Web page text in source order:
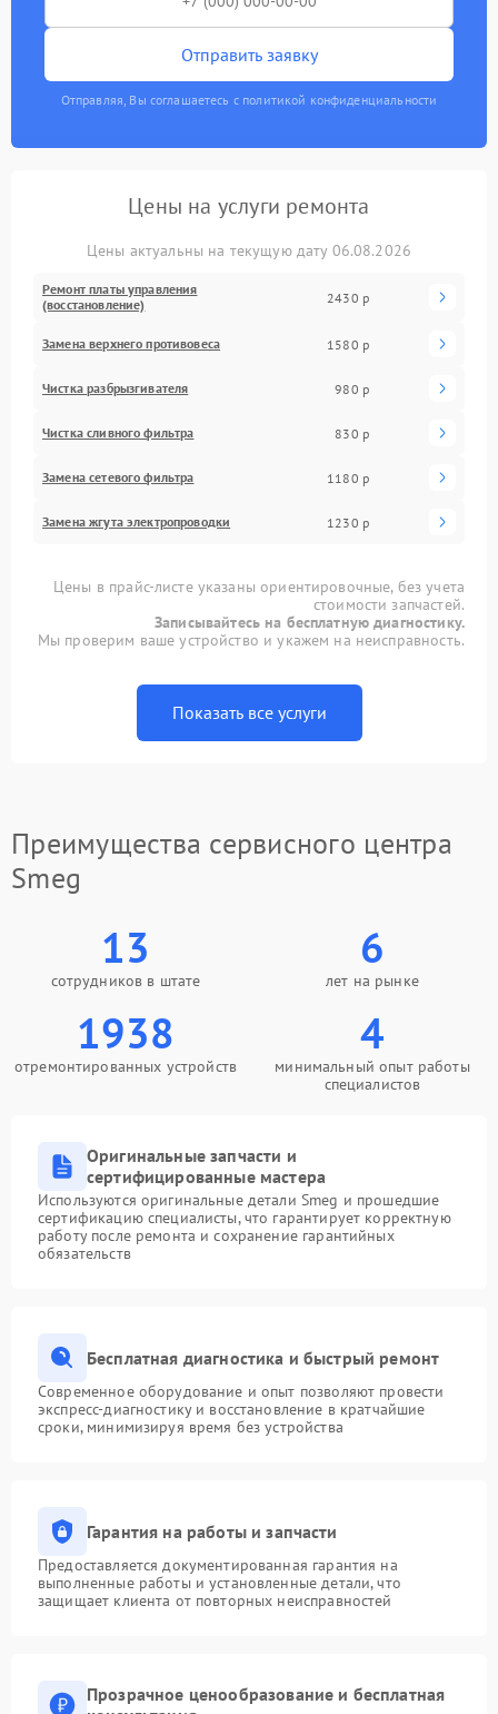
Отправить заявку
Отправляя, Вы соглашаетесь с политикой конфиденциальности
Цены на услуги ремонта
Цены актуальны на текущую дату 06.08.2026
Ремонт платы управления
(восстановление)
2430 р
Замена верхнего противовеса 1580 р
Чистка разбрызгивателя 980 р
Чистка сливного фильтра 830 р
Замена сетевого фильтра 1180 р
Замена жгута электропроводки 1230 р
Цены в прайс-листе указаны ориентировочные, без учета
стоимости запчастей.
Записывайтесь на бесплатную диагностику.
Мы проверим ваше устройство и укажем на неисправность.
Показать все услуги
Преимущества сервисного центра
Smeg
13
сотрудников в штате
6
лет на рынке
1938
отремонтированных устройств
4
минимальный опыт работы
специалистов
Оригинальные запчасти и
сертифицированные мастера
Используются оригинальные детали Smeg и прошедшие
сертификацию специалисты, что гарантирует корректную
работу после ремонта и сохранение гарантийных
обязательств
Бесплатная диагностика и быстрый ремонт
Современное оборудование и опыт позволяют провести
экспресс-диагностику и восстановление в кратчайшие
сроки, минимизируя время без устройства
Гарантия на работы и запчасти
Предоставляется документированная гарантия на
выполненные работы и установленные детали, что
защищает клиента от повторных неисправностей
Прозрачное ценообразование и бесплатная